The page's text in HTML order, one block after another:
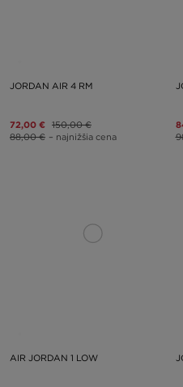
JORDAN AIR 4 RM
72,00 € 150,00 €
88,00 € – najnižšia cena
AIR JORDAN 1 LOW